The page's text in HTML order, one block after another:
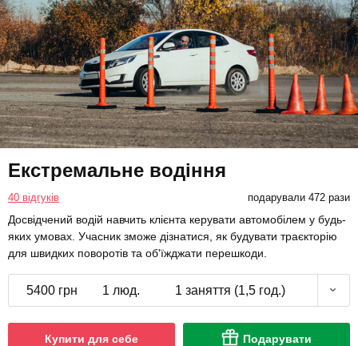
Екстремальне водіння
40 відгуків подарували 472 рази
Досвідчений водій навчить клієнта керувати автомобілем у будь-
яких умовах. Учасник зможе дізнатися, як будувати траєкторію
для швидких поворотів та об'їжджати перешкоди.
5400 грн 1 люд. 1 заняття (1,5 год.)
Купити для себе Подарувати